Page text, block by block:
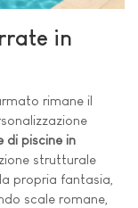
in
rimane il
di piscine in
strutturale
propria fantasia,
scale romane,